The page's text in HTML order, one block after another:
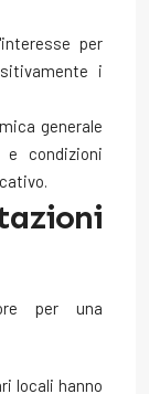
per
i
generale
condizioni
per una
locali hanno